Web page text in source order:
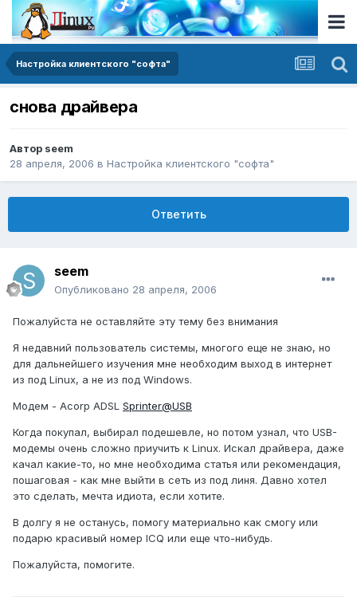
Настройка клиентского "софта"
снова драйвера
Автор seem
28 апреля, 2006 в Настройка клиентского "софта"
Ответить
seem
Опубликовано 28 апреля, 2006
Пожалуйста не оставляйте эту тему без внимания
Я недавний пользователь системы, многого еще не знаю, но
для дальнейшего изучения мне необходим выход в интернет
из под Linux, а не из под Windows.
Модем - Acorp ADSL Sprinter@USB
Когда покупал, выбирал подешевле, но потом узнал, что USB-
модемы очень сложно приучить к Linux. Искал драйвера, даже
качал какие-то, но мне необходима статья или рекомендация,
пошаговая - как мне выйти в сеть из под линя. Давно хотел
это сделать, мечта идиота, если хотите.
В долгу я не останусь, помогу материально как смогу или
подарю красивый номер ICQ или еще что-нибудь.
Пожалуйста, помогите.